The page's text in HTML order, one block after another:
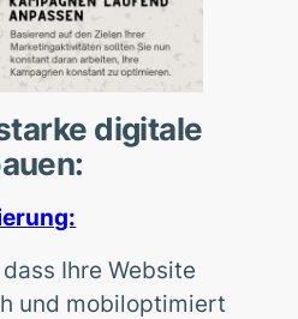
digitale
Ihre Website
und mobiloptimiert